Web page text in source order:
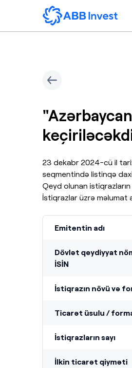
23 dekabr 2024-cü il
seqmentində listinqə
Qeyd olunan
İstiqrazlar üzrə məlumat
Emitentin adı
Dövlət qeydiyyat
İSİN
İstiqrazın növü və
Ticarət üsulu /
İstiqrazların sayı
İlkin ticarət qiyməti